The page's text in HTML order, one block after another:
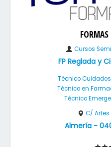
Cursos
FP Reglada y
Técnico
Técnico en
Técnico
C/ Artes
Almería-